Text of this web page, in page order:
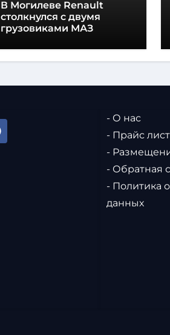
В Могилеве Renault
столкнулся с двумя
грузовиками МАЗ
- О нас
- Прайс лист
-
- Обратная
- Политика
данных